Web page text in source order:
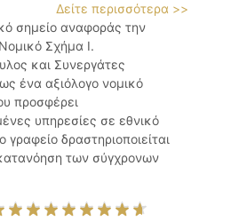
Δείτε περισσότερα >>
σημείο αναφοράς την
Σχήμα Ι.
και Συνεργάτες
ένα αξιόλογο νομικό
προσφέρει
υπηρεσίες σε εθνικό
γραφείο δραστηριοποιείται
των σύγχρονων